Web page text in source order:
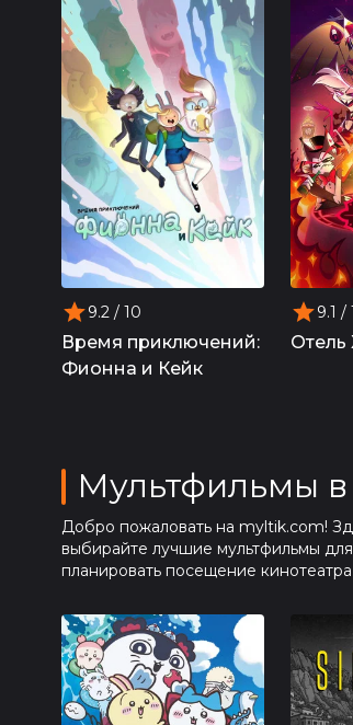
9.2 / 10
Время приключений:
Фионна и Кейк
9.1 /
Отель
Мультфильмы в
Добро пожаловать на myltik.com!
выбирайте лучшие мультфильмы
планировать посещение